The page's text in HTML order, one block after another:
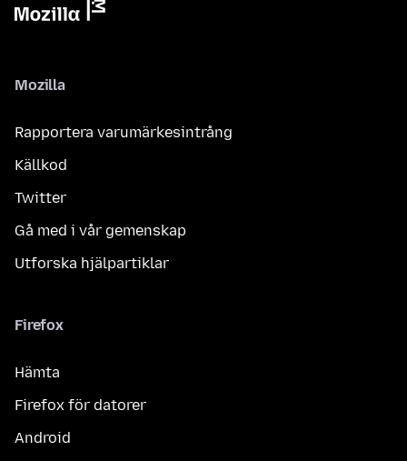
Mozilla
Rapportera varumärkesintrång
Källkod
Twitter
Gå med i vår gemenskap
Utforska hjälpartiklar
Firefox
Hämta
Firefox för datorer
Android